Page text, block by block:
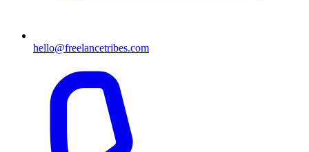
hello@freelancetribes.com